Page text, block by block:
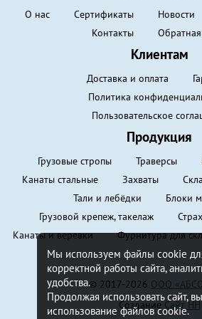
О нас Сертификаты Новости
Контакты
Обратная
Клиентам
Доставка и оплата
Политика
Пользовательское
Продукция
Грузовые стропы Траверсы
Канаты стальные
Захваты
Тали и лебёдки
Блоки
Грузовой крепеж, такелаж
Канаты и веревки
Фурнитура для
© 2017-2026 ООО
СозданиеСайт НН
Мы используем файлы cookie
корректной работы сайта,
удобства.
Продолжая использовать сайт,
использование файлов cookie.